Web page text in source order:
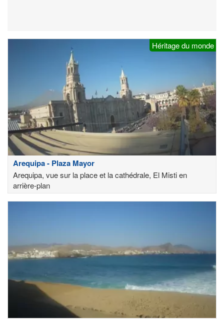
Héritage du monde
Arequipa - Plaza Mayor
Arequipa, vue sur la place et la cathédrale, El Misti en
arrière-plan